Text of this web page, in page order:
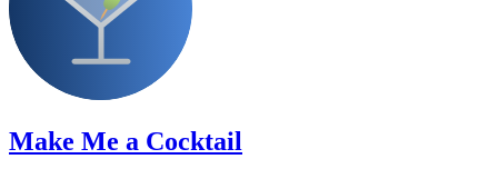
Make Me a Cocktail